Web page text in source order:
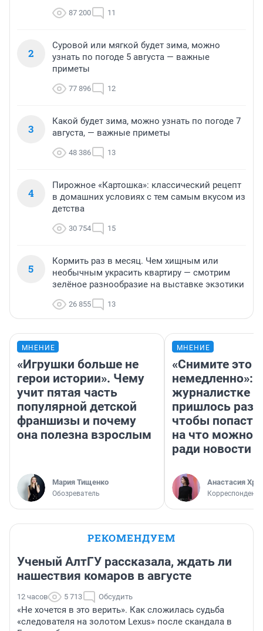
87 200 11
2
Суровой или мягкой будет зима, можно
узнать по погоде 5 августа — важные
приметы
77 896 12
3
Какой будет зима, можно узнать по погоде 7
августа, — важные приметы
48 386 13
4
Пирожное «Картошка»: классический рецепт
в домашних условиях с тем самым вкусом из
детства
30 754 15
5
Кормить раз в месяц. Чем хищным или
необычным украсить квартиру — смотрим
зелёное разнообразие на выставке экзотики
26 855 13
МНЕНИЕ
«Игрушки больше не
герои истории». Чему
учит пятая часть
популярной детской
франшизы и почему
она полезна взрослым
Мария Тищенко
Обозреватель
МНЕНИЕ
«Снимите это
немедленно»:
журналистке
пришлось
чтобы попасть
на что можно
ради новости
Анастасия
Корреспондент
РЕКОМЕНДУЕМ
Ученый АлтГУ рассказала, ждать ли
нашествия комаров в августе
12 часов 5 713 Обсудить
«Не хочется в это верить». Как сложилась судьба
«следователя на золотом Lexus» после скандала в